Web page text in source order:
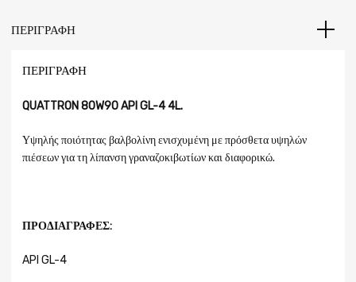
ΠΕΡΙΓΡΑΦΉ
ΠΕΡΙΓΡΑΦΉ
QUATTRON 80W90 API GL-4 4L.
Υψηλής ποιότητας βαλβολίνη ενισχυμένη με πρόσθετα υψηλών
πιέσεων για τη λίπανση γραναζοκιβωτίων και διαφορικώ.
ΠΡΟΔΙΑΓΡΑΦΕΣ:
API GL-4